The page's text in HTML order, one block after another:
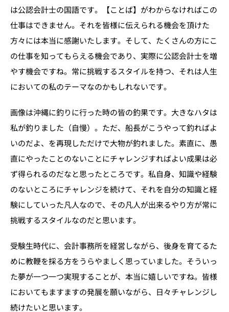
は公認会計士の国語です。【ことば】がわからなければこの
仕事はできません。それを皆様に伝えられる機会を頂けた
方々には本当に感謝いたします。そして、たくさんの方にこ
の仕事を知ってもらえる機会であり、実際に公認会計士を増
やす機会ですね。常に挑戦するスタイルを持つ、それは人生
においての私のテーマなのかもしれないです。
画像は沖縄に釣りに行った時の皆の釣果です。大きなハタは
私が釣りました（自慢）。ただ、船長がこうやって釣ればよ
いのだよ、を再現しただけで大物が釣れました。素直に、愚
直にやったことのないことにチャレンジすればよい成果は必
ず得られるのだなと思ったところです。私自身、知識や経験
のないところにチャレンジを続けて、それを自分の知識と経
験にしていった凡人なので、その凡人が出来るやり方が常に
挑戦するスタイルなのだと思います。
受験生時代に、会計事務所を経営しながら、後身を育てるた
めに教鞭を採る方をうらやましく思っていました。そういっ
た夢が一つ一つ実現することが、本当に嬉しいですね。皆様
においてもますますの発展を願いながら、日々チャレンジし
続けたいと思います。